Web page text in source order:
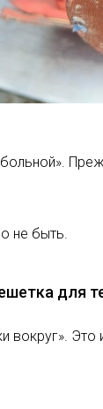
не быть.
для
Это